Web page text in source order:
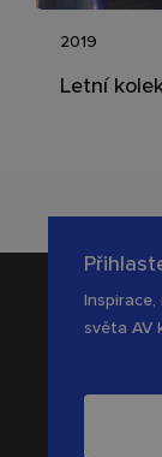
2019
Letní
světa AV